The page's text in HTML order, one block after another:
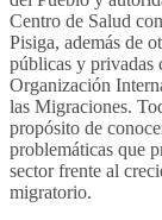
Centro de Salud
Pisiga, además de
públicas y privadas
Organización
las Migraciones.
propósito de
problemáticas que
sector frente al
migratorio.